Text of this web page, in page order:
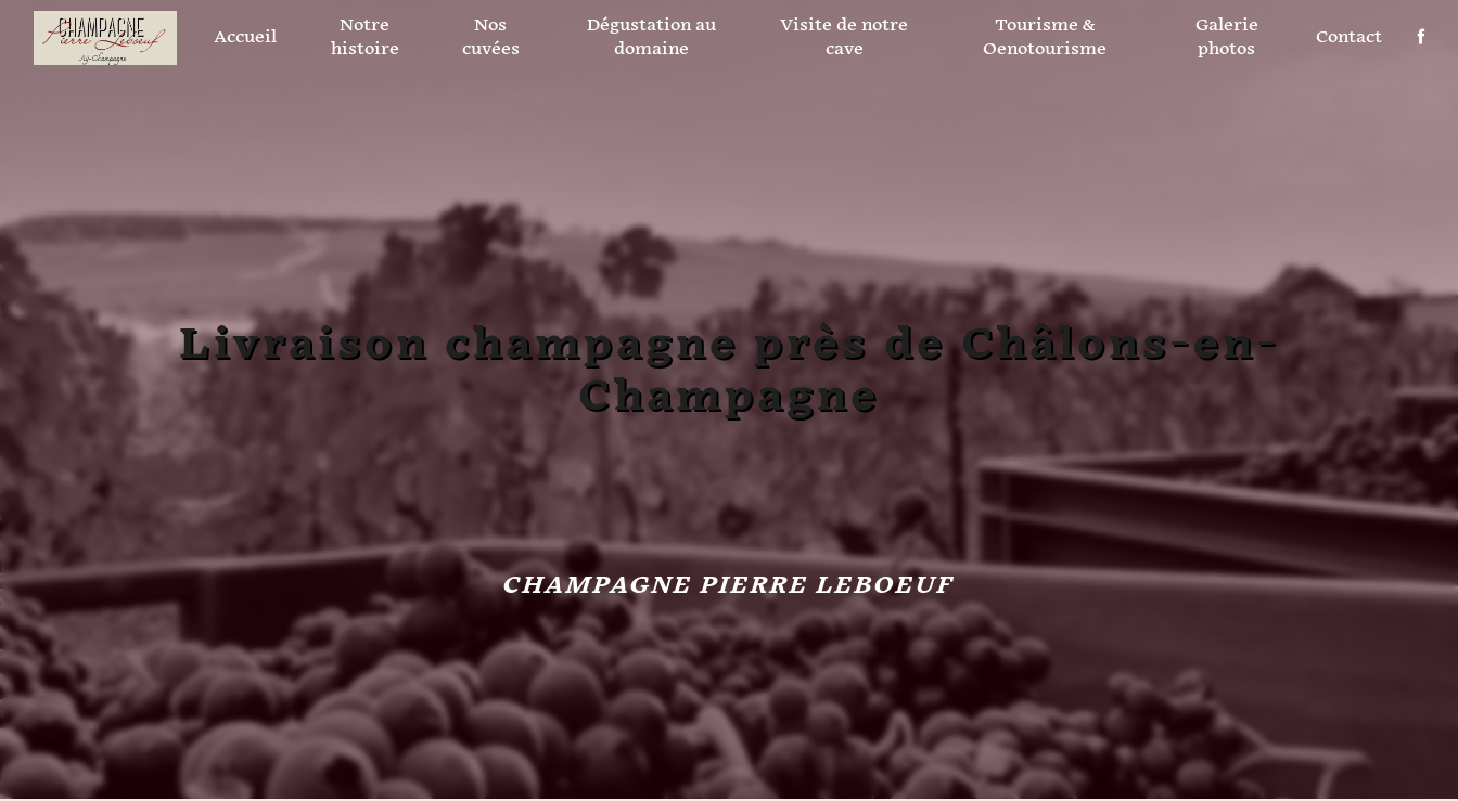
Accueil
Notre
histoire
Nos
cuvées
Dégustation au
domaine
Visite de notre
cave
Tourisme &
Oenotourisme
Galerie
photos
Contact
Livraison champagne près de Châlons-en-
Champagne
CHAMPAGNE PIERRE LEBOEUF
Panneau de gestion des cookies